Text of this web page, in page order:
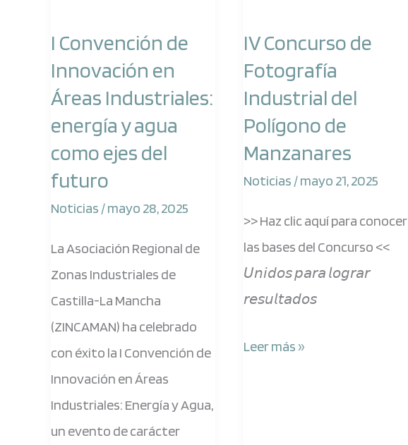
I Convención de
Innovación en
Áreas Industriales:
energía y agua
como ejes del
futuro
Noticias /mayo 28, 2025
La Asociación Regional de
Zonas Industriales de
Castilla-La Mancha
(ZINCAMAN) ha celebrado
con éxito la I Convención de
Innovación en Áreas
Industriales: Energía y Agua,
un evento de carácter
de
Innovación
en
Áreas
Industriales:
energía
y
como
ejes
del
futuro
IV Concurso de
Fotografía
Industrial del
Polígono de
Manzanares
Noticias /mayo 21, 2025
>> Haz clic aquí para conocer
las bases del Concurso <<
𝘜𝘯𝘪𝘥𝘰𝘴 𝘱𝘢𝘳𝘢 𝘭𝘰𝘨𝘳𝘢𝘳
𝘳𝘦𝘴𝘶𝘭𝘵𝘢𝘥𝘰𝘴
de
Fotografía
Industrial
del
Polígono
de
Leer más »